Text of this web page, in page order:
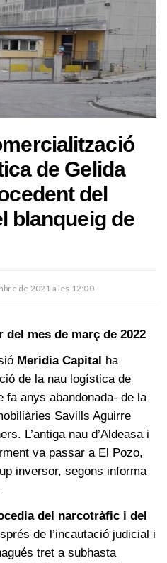
de Gelida
del
blanqueig de
de 2021 a les 12:00
mes de març de 2022
Meridia Capital ha
de la nau logística de
anys abandonada- de la
Savills Aguirre
L’antiga nau d’Aldeasa i
va passar a El Pozo,
inversor, segons informa
del narcotràfic i del
de l’incautació judicial i
tret a subhasta